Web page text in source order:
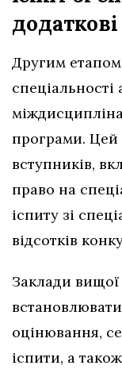
Другим етапом
програми. Цей
вступників,
право на
іспиту зі
відсотків
Заклади
встановлювати
оцінювання,
іспити, а